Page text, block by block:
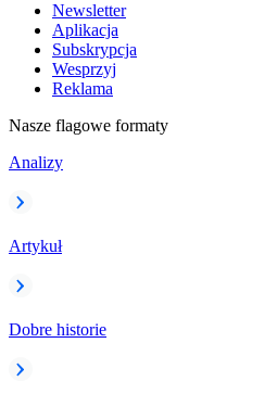
Newsletter
Aplikacja
Subskrypcja
Wesprzyj
Reklama
Nasze flagowe formaty
Analizy
Artykuł
Dobre historie